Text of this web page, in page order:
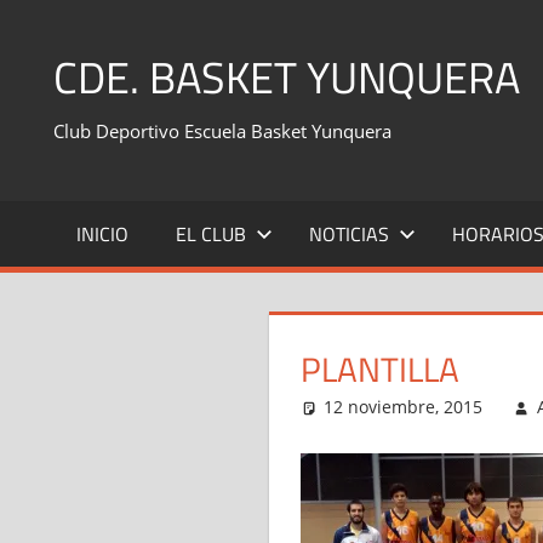
contenidoCDE. BASKET YUNQUERA
Club Deportivo Escuela Basket Yunquera
INICIO EL CLUB NOTICIAS HORARIOS
PLANTILLA
12 noviembre, 2015